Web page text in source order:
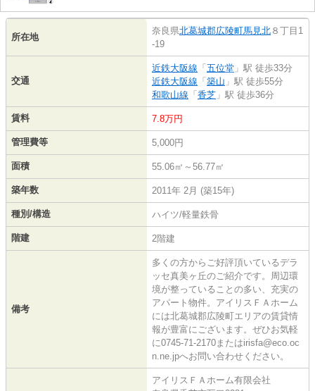
所在地
奈良県北葛城郡広陵町馬見北 ８丁目1
-19
交通
近鉄大阪線 「 五位堂 」駅 徒歩33分
近鉄大阪線 「 築山 」駅 徒歩55分
和歌山線 「 香芝 」駅 徒歩36分
賃料 7.8万円
管理費等 5,000円
面積 55.06㎡～56.77㎡
築年数 2011年 2月 (築15年)
種別/構造 ハイツ/軽量鉄骨
階建 2階建
備考
多くの方からご好評頂いているデラ
ッセ真美ヶ丘のご紹介です。周辺環
境が整っていることの多い、充実の
アパート物件。アイリスＦＡホーム
には北葛城郡広陵町エリアの賃貸情
報が豊富にございます。ぜひお気軽
に0745-71-2170またはirisfa@eco.oc
n.ne.jpへお問い合わせください。
アイリスＦＡホーム有限会社